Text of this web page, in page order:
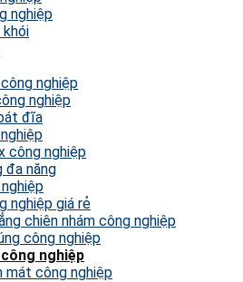
nghiệp
khói
nghiệp
nghiệp
đĩa
công nghiệp
đa năng
nghiệp giá rẻ
chiên nhám công nghiệp
công nghiệp
nghiệp
mát công nghiệp